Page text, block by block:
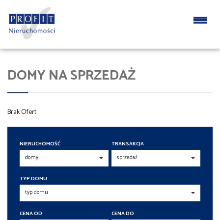
DOMY NA SPRZEDAŻ
Brak Ofert
NIERUCHOMOŚĆ TRANSAKCJA
TYP DOMU
CENA OD CENA DO